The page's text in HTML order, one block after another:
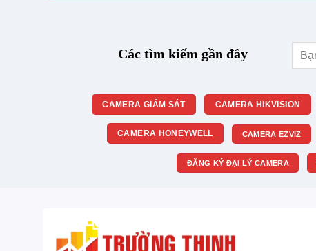
Các tìm kiếm gần đây
Tìm
CAMERA GIÁM SÁT CAMERA HIKVISION
CAMERA HONEYWELL CAMERA EZVIZ
ĐĂNG KÝ ĐẠI LÝ CAMERA